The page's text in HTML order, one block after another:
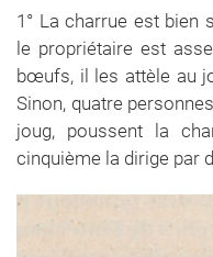
1° La charrue est bien
le propriétaire est
bœufs, il les attèle au
Sinon, quatre
joug, poussent la
cinquième la dirige par